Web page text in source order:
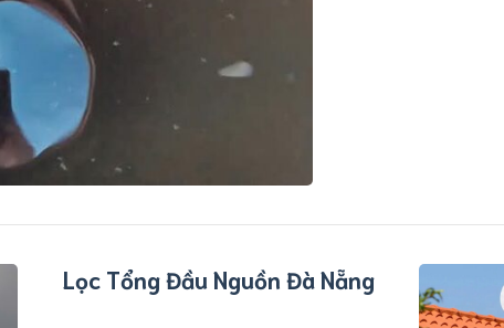
Lọc Tổng Đầu Nguồn Đà Nẵng